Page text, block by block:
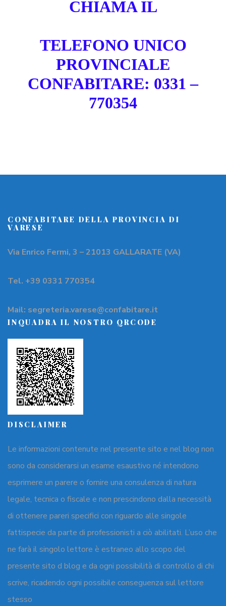
CHIAMA IL
TELEFONO UNICO
PROVINCIALE
CONFABITARE: 0331 –
770354
CONFABITARE DELLA PROVINCIA DI
VARESE
Via Enrico Fermi, 3 – 21013 GALLARATE (VA)
Tel. +39 0331 770354
Mail: segreteria.varese@confabitare.it
INQUADRA IL NOSTRO QRCODE
DISCLAIMER
Le informazioni contenute nel presente sito e nel blog non
sono da considerarsi un esame esaustivo né intendono
esprimere un parere o fornire una consulenza di natura
legale, tecnica o fiscale e non prescindono dalla necessità
di ottenere pareri specifici con riguardo alle singole
fattispecie da parte di professionisti a ciò abilitati. L’uso che
ne farà il singolo lettore è estraneo allo scopo del
presente sito d blog e da ogni possibilità di controllo di chi
scrive, ricadendo ogni possibile conseguenza sul lettore
stesso